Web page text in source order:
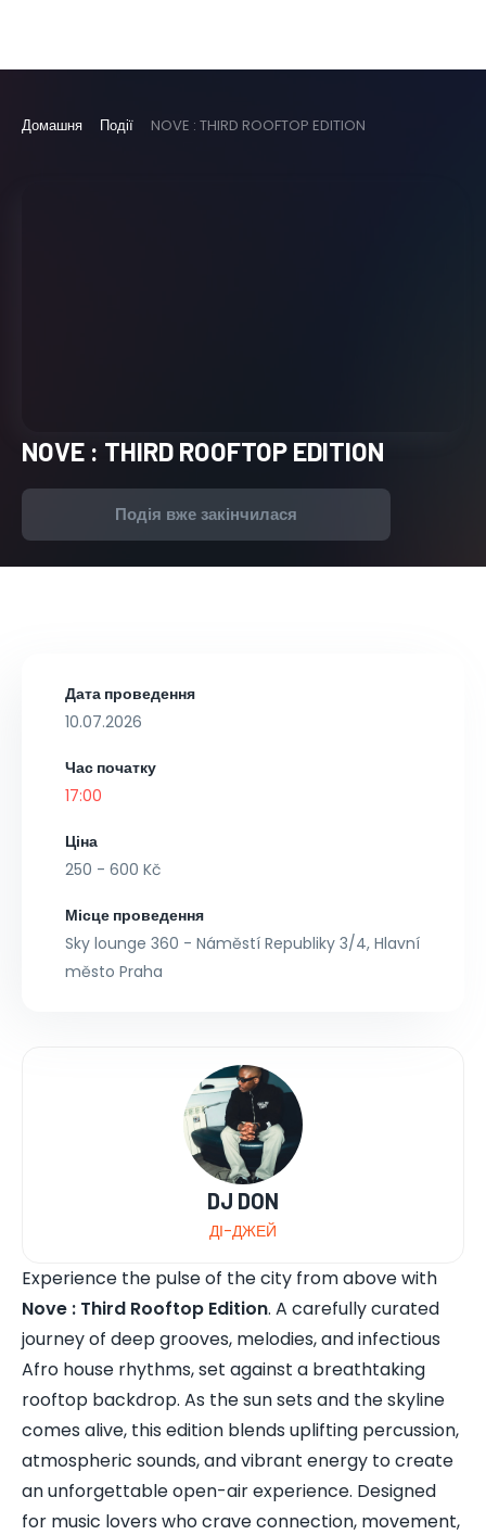
Домашня Події NOVE : THIRD ROOFTOP EDITION
NOVE : THIRD ROOFTOP EDITION
Подія вже закінчилася
Дата проведення
10.07.2026
Час початку
17:00
Ціна
250 - 600 Kč
Місце проведення
Sky lounge 360 - Náměstí Republiky 3/4, Hlavní
město Praha
DJ DON
ДІ-ДЖЕЙ
Experience the pulse of the city from above with
Nove : Third Rooftop Edition. A carefully curated
journey of deep grooves, melodies, and infectious
Afro house rhythms, set against a breathtaking
rooftop backdrop. As the sun sets and the skyline
comes alive, this edition blends uplifting percussion,
atmospheric sounds, and vibrant energy to create
an unforgettable open-air experience. Designed
for music lovers who crave connection, movement,